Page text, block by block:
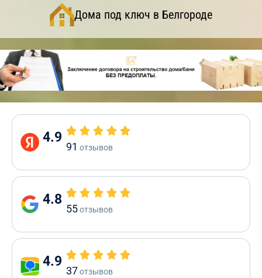
Дома под ключ в Белгороде
4.9
91 отзывов
4.8
55отзывов
4.9
37отзывов